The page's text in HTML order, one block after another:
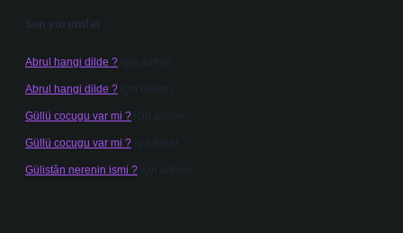
Son yorumlar
Abrul hangi dilde ? için admin
Abrul hangi dilde ? için Gülten
Güllü cocugu var mi ? için admin
Güllü cocugu var mi ? için Alper
Gülistân nerenin ismi ? için admin